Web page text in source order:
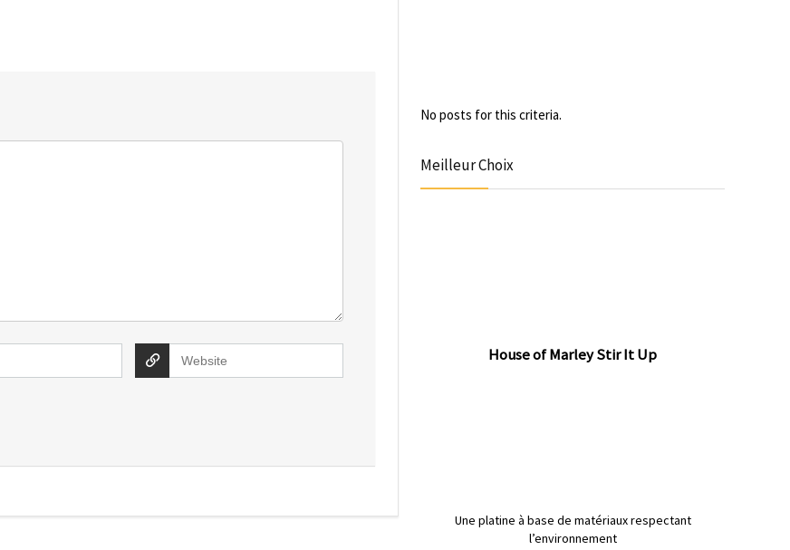
No posts for this criteria.
Meilleur Choix
House of Marley Stir It Up
Une platine à base de matériaux respectant
l’environnement